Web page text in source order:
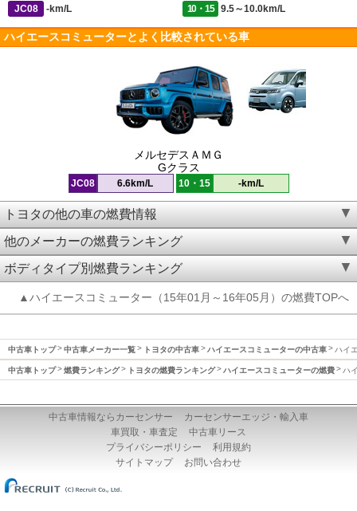
JC08
-km/L 10・15 9.5～10.0km/L
ハイエースコミューターとよく比較されている車
メルセデスＡＭＧ
Gクラス
JC08 6.6km/L 10・15 -km/L
トヨタの他の車の燃費情報
他のメーカーの燃費ランキング
ボディタイプ別燃費ランキング
▲ハイエースコミューター（15年01月～16年05月）の燃費TOPへ
中古車トップ 中古車メーカー一覧 トヨタの中古車 ハイエースコミューターの中古車 ハイ
中古車トップ 燃費ランキング トヨタの燃費ランキング ハイエースコミューターの燃費 ハ
中古車情報ならカーセンサー
カーセンサーエッジ・輸入車
車買取・車査定
中古車リース
プライバシーポリシー
利用規約
サイトマップ
お問い合わせ